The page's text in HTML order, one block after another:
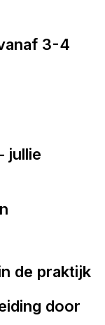
3-4
jullie
de praktijk
door